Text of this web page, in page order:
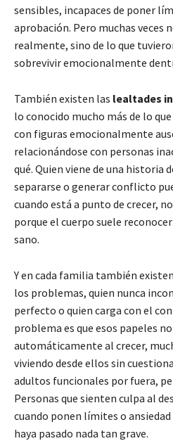
sensibles, incapaces de poner
aprobación. Pero muchas veces
realmente, sino de lo que
sobrevivir emocionalmente
También existen las lealtades
lo conocido mucho más de lo
con figuras emocionalmente
relacionándose con personas
qué. Quien viene de una historia
separarse o generar conflicto
cuando está a punto de crecer,
porque el cuerpo suele
sano.
Y en cada familia también
los problemas, quien nunca
perfecto o quien carga con el
problema es que esos papeles
automáticamente al crecer,
viviendo desde ellos sin
adultos funcionales por fuera,
Personas que sienten culpa al
cuando ponen límites o
haya pasado nada tan grave.